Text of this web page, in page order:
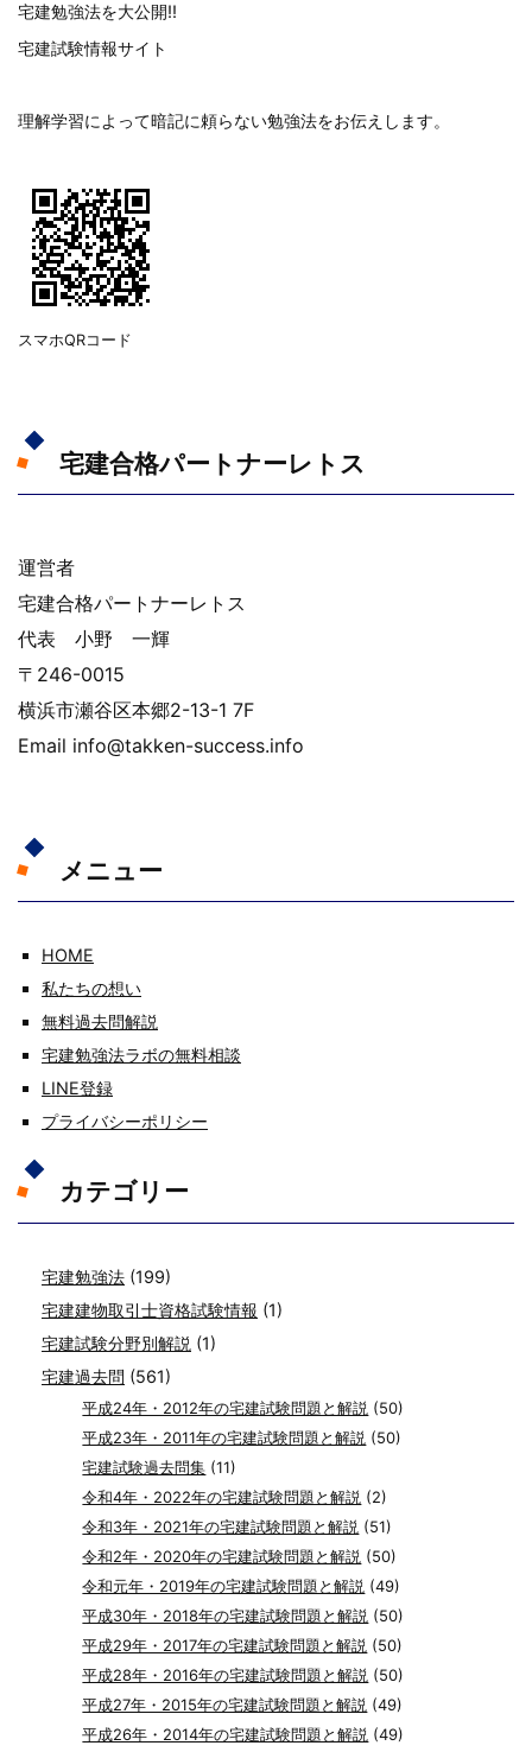
宅建勉強法を大公開!!
宅建試験情報サイト
理解学習によって暗記に頼らない勉強法をお伝えします。
スマホQRコード
宅建合格パートナーレトス
運営者
宅建合格パートナーレトス
代表 小野 一輝
〒246-0015
横浜市瀬谷区本郷2-13-1 7F
Email info@takken-success.info
メニュー
HOME
私たちの想い
無料過去問解説
宅建勉強法ラボの無料相談
LINE登録
プライバシーポリシー
カテゴリー
宅建勉強法 (199)
宅建建物取引士資格試験情報 (1)
宅建試験分野別解説 (1)
宅建過去問 (561)
平成24年・2012年の宅建試験問題と解説 (50)
平成23年・2011年の宅建試験問題と解説 (50)
宅建試験過去問集 (11)
令和4年・2022年の宅建試験問題と解説 (2)
令和3年・2021年の宅建試験問題と解説 (51)
令和2年・2020年の宅建試験問題と解説 (50)
令和元年・2019年の宅建試験問題と解説 (49)
平成30年・2018年の宅建試験問題と解説 (50)
平成29年・2017年の宅建試験問題と解説 (50)
平成28年・2016年の宅建試験問題と解説 (50)
平成27年・2015年の宅建試験問題と解説 (49)
平成26年・2014年の宅建試験問題と解説 (49)